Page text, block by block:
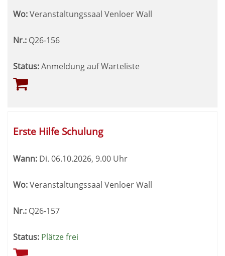
Wo:Veranstaltungssaal Venloer Wall
Nr.: Q26-156
Status:Anmeldung auf Warteliste
Erste Hilfe Schulung
Wann: Di. 06.10.2026, 9.00 Uhr
Wo:Veranstaltungssaal Venloer Wall
Nr.: Q26-157
Status: Plätze frei